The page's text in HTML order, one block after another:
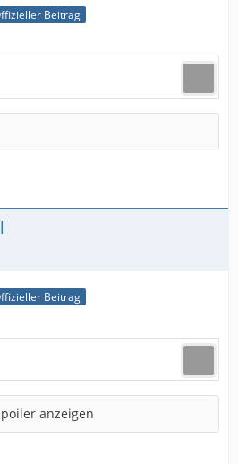
Beitrag
Beitrag
anzeigen